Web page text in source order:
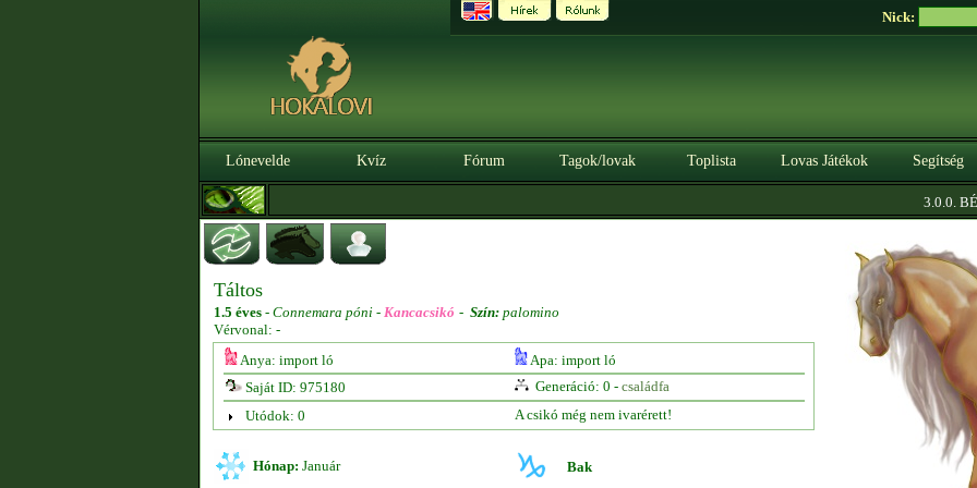
Nick:
Lónevelde Kvíz Fórum Tagok/lovak Toplista Lovas Játékok Segítség
3.0.0.
Táltos
1.5 éves - Connemara póni - Kancacsikó - Szín: palomino
Vérvonal: -
Anya: import ló
Apa: import ló
Saját ID: 975180
Generáció: 0 - családfa
Utódok: 0
A csikó még nem ivarérett!
Hónap: Január Bak